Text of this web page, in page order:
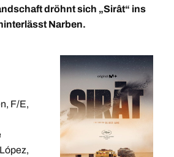
dröhnt sich „Sirât“ ins
Narben.
F/E,